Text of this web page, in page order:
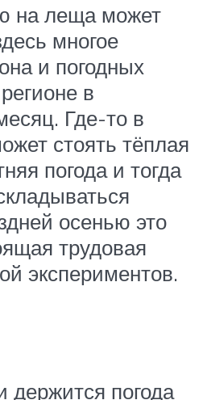
на леща может
многое
и погодных
в
Где-то в
стоять тёплая
погода и тогда
осенью это
трудовая
экспериментов.
держится погода